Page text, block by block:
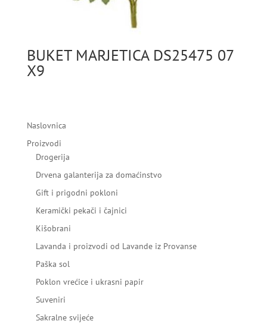
BUKET MARJETICA DS25475 07
X9
Naslovnica
Proizvodi
Drogerija
Drvena galanterija za domaćinstvo
Gift i prigodni pokloni
Keramički pekači i čajnici
Kišobrani
Lavanda i proizvodi od Lavande iz Provanse
Paška sol
Poklon vrećice i ukrasni papir
Suveniri
Sakralne svijeće